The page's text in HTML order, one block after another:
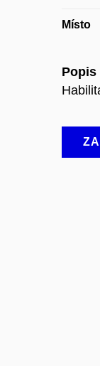
Místo
Popis